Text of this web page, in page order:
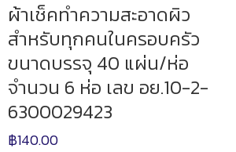
ผ้าเช็คทำความสะอาดผิว
สำหรับทุกคนในครอบครัว
ขนาดบรรจุ 40 แผ่น/ห่อ
จำนวน 6 ห่อ เลข อย.10-2-
6300029423
฿140.00